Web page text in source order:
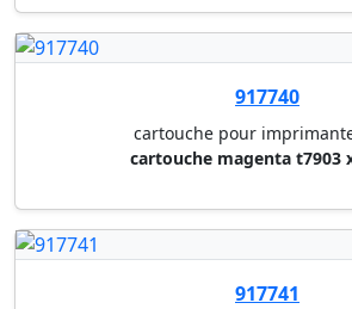
Conditions générales
Compte
Nouveau client ?
LinkedIn
Nous rejoindre ?